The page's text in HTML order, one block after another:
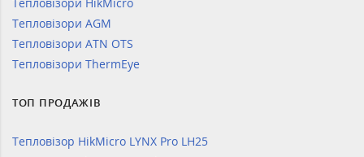
Тепловізори AGM
Тепловізори ATN OTS
Тепловізори ThermEye
ТОП ПРОДАЖІВ
Тепловізор HikMicro LYNX Pro LH25